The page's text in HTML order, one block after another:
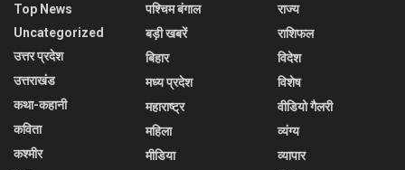
Top News
Uncategorized
उत्तर प्रदेश
उत्तराखंड
कथा-कहानी
कविता
कश्मीर
पश्चिम बंगाल
बड़ी खबरें
बिहार
मध्य प्रदेश
महाराष्ट्र
महिला
मीडिया
राज्य
राशिफल
विदेश
विशेष
वीडियो गैलरी
व्यंग्य
व्यापार